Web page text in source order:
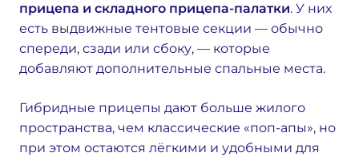
прицепа и складного прицепа-палатки. У них
есть выдвижные тентовые секции — обычно
спереди, сзади или сбоку, — которые
добавляют дополнительные спальные места.
Гибридные прицепы дают больше жилого
пространства, чем классические «поп-апы», но
при этом остаются лёгкими и удобными для